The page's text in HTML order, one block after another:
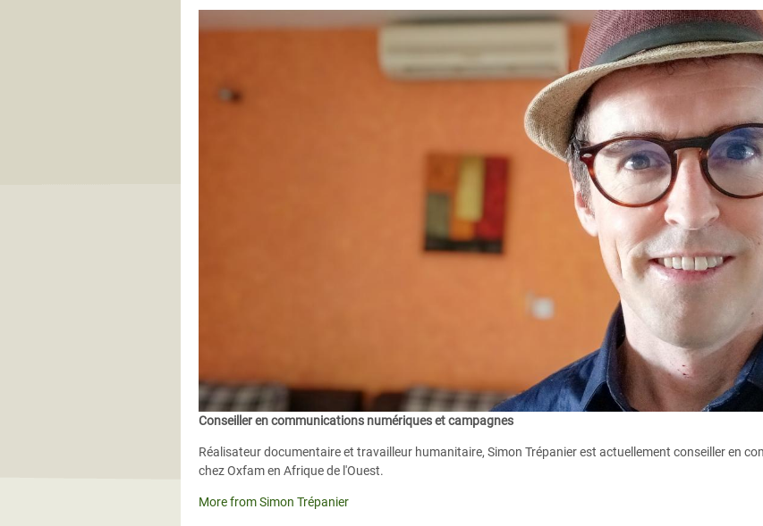
Conseiller en communications numériques et campagnes
Réalisateur documentaire et travailleur humanitaire, Simon Trépanier est actuellement conseiller en
chez Oxfam en Afrique de l'Ouest.
More from Simon Trépanier